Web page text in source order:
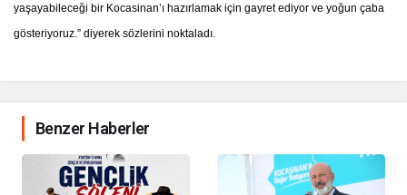
yaşayabileceği bir Kocasinan’ı hazırlamak için gayret ediyor ve yoğun çaba
gösteriyoruz.” diyerek sözlerini noktaladı.
Benzer Haberler